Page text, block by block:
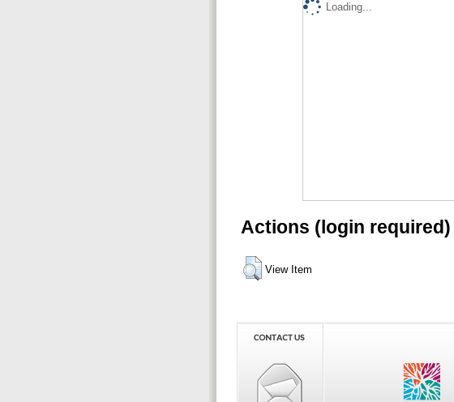
Loading...
Actions (login required)
View Item